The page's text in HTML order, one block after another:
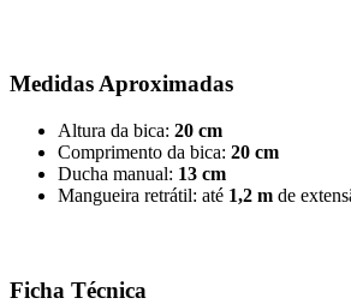
Medidas Aproximadas
Altura da bica: 20 cm
Comprimento da bica: 20 cm
Ducha manual: 13 cm
Mangueira retrátil: até 1,2 m de
Ficha Técnica